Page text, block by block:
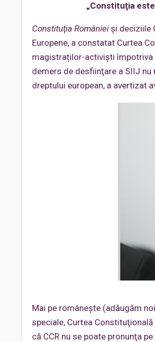
„Constituţia
Constituţia României şi deciziile
Europene, a constatat Curtea
magistraților-activiști împotriva
demers de desfiinţare a SIIJ
dreptului european, a avertizat
Mai pe româneşte (adăugăm
speciale, Curtea
că CCR nu se poate pronunţa